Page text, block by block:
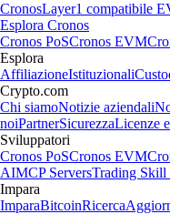
CronosLayer1 compatibile
Esplora Cronos
Cronos PoSCronos EVM
Esplora
AffiliazioneIstituzionali
Crypto.com
Chi siamoNotizie aziendali
noiPartnerSicurezzaLicenze
Sviluppatori
Cronos PoSCronos EVM
AIMCP ServersTrading Skill
Impara
ImparaBitcoinRicerca